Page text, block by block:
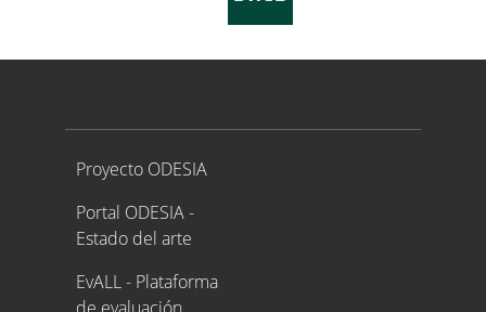
Proyecto ODESIA
Proyecto ODESIA
Portal ODESIA -
Estado del arte
EvALL - Plataforma